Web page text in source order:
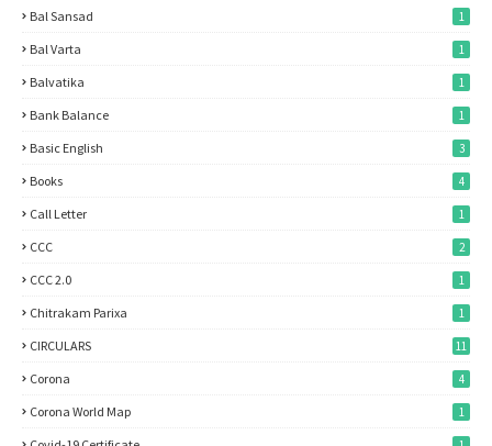
Bal Sansad 1
Bal Varta 1
Balvatika 1
Bank Balance 1
Basic English 3
Books 4
Call Letter 1
CCC 2
CCC 2.0 1
Chitrakam Parixa 1
CIRCULARS 11
Corona 4
Corona World Map 1